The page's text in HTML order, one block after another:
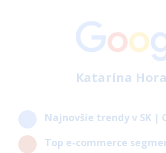
Katarína
Najnovšie trendy v SK |
Top e-commerce